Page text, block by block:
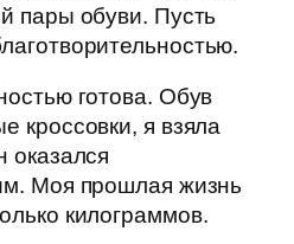
пары обуви. Пусть
готова. Обув
кроссовки, я взяла
оказался
Моя прошлая жизнь
килограммов.